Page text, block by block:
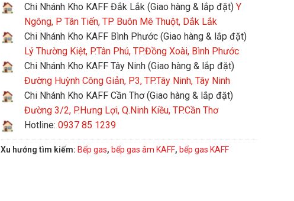
Chi Nhánh Kho KAFF Đắk Lắk (Giao hàng & lắp đặt) Y
Ngông, P Tân Tiến, TP Buôn Mê Thuột, Dắk Lắk
Chi Nhánh Kho KAFF Bình Phước (Giao hàng & lắp đặt)
Lý Thường Kiệt, P.Tân Phú, TP.Đồng Xoài, Bình Phước
Chi Nhánh Kho KAFF Tây Ninh (Giao hàng & lắp đặt)
Đường Huỳnh Công Giản, P3, TP.Tây Ninh, Tây Ninh
Chi Nhánh Kho KAFF Cần Thơ (Giao hàng & lắp đặt)
Đường 3/2, P.Hưng Lợi, Q.Ninh Kiều, TP.Cần Thơ
Hotline: 0937 85 1239
Xu hướng tìm kiếm: Bếp gas, bếp gas âm KAFF, bếp gas KAFF